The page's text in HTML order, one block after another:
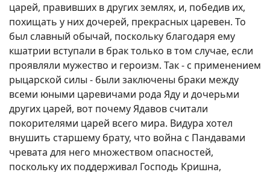
царей, правивших в других землях, и, победив их,
похищать у них дочерей, прекрасных царевен. То
был славный обычай, поскольку благодаря ему
кшатрии вступали в брак только в том случае, если
проявляли мужество и героизм. Так - с применением
рыцарской силы - были заключены браки между
всеми юными царевичами рода Яду и дочерьми
других царей, вот почему Ядавов считали
покорителями царей всего мира. Видура хотел
внушить старшему брату, что война с Пандавами
чревата для него множеством опасностей,
поскольку их поддерживал Господь Кришна,